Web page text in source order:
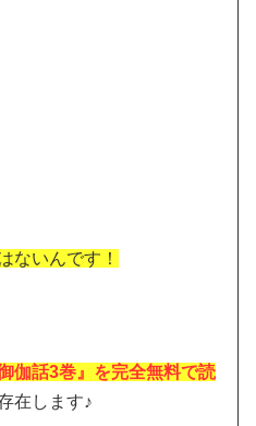
ないんです！
伽話3巻』を完全無料で読
在します♪